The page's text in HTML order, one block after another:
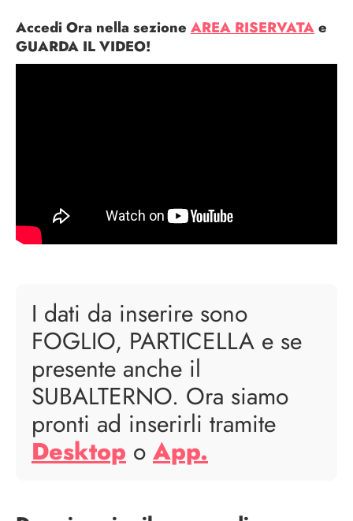
Accedi Ora nella sezione AREA RISERVATAe
GUARDA IL VIDEO!
I dati da inserire sono
FOGLIO, PARTICELLA e se
presente anche il
SUBALTERNO. Ora siamo
pronti ad inserirli tramite
Desktop o App.